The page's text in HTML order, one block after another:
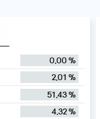
0.00 %
2.01 %
51.43 %
4.32 %